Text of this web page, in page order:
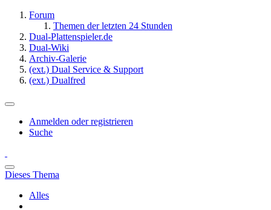
Forum
Themen der letzten 24 Stunden
Dual-Plattenspieler.de
Dual-Wiki
Archiv-Galerie
(ext.) Dual Service & Support
(ext.) Dualfred
Anmelden oder registrieren
Suche
Dieses Thema
Alles